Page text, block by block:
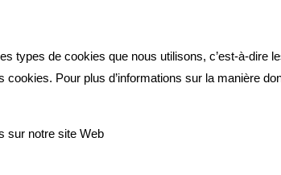
types de cookies que nous utilisons, c’est-à-dire
Pour plus d’informations sur la manière
sur notre site Web